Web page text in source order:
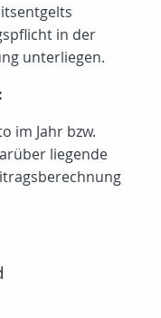
in der
unterliegen.
im Jahr bzw.
liegende